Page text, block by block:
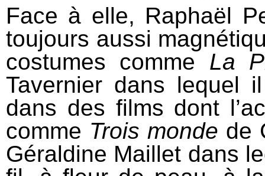
Face à elle, Raphaël
toujours aussi
costumes comme La
Tavernier dans lequel
dans des films dont
comme Trois monde de
Géraldine Maillet dans